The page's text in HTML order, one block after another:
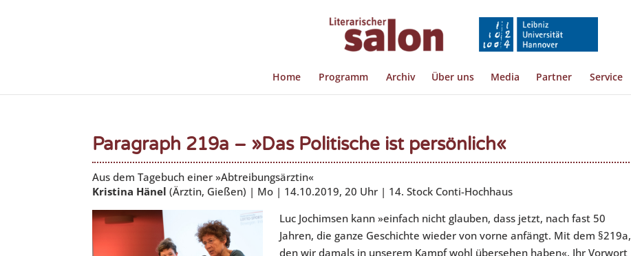
Home Programm Archiv Über uns Media Partner Service
Paragraph 219a – »Das Politische ist persönlich«
Aus dem Tagebuch einer »Abtreibungsärztin«
Kristina Hänel (Ärztin, Gießen) | Mo | 14.10.2019, 20 Uhr | 14. Stock Conti-Hochhaus
Luc Jochimsen kann »einfach nicht glauben, dass jetzt, nach fast 50
Jahren, die ganze Geschichte wieder von vorne anfängt. Mit dem §219a,
den wir damals in unserem Kampf wohl übersehen haben«. Ihr Vorwort